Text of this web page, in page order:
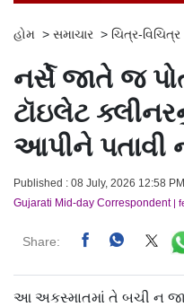
હોમ > સમાચાર > ચિત્ર-વિચિત્ર
નર્સે જાતે જ
ટૉઇલેટ
આપીને પતાવી
Published : 08 July, 2026 12:58
Gujarati Mid-day Correspondent|
Share:
આ અકસ્માતમાં તે બચી ન